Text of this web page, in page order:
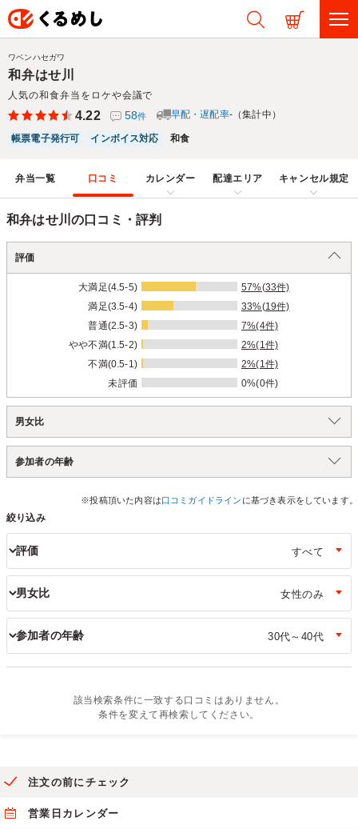
和弁はせ川
人気の和食弁当をロケや会議で
ワベンハセガワ
4.22 58件 早配・遅配率-（集計中）
帳票電子発行可 インボイス対応 和食
弁当一覧 口コミ カレンダー 配達エリア キャンセル規定
和弁はせ川の口コミ・評判
評価
大満足(4.5-5)
57%(33件)
満足(3.5-4)
33%(19件)
普通(2.5-3)
7%(4件)
やや不満(1.5-2)
2%(1件)
不満(0.5-1)
2%(1件)
未評価
0%(0件)
男女比
参加者の年齢
※投稿頂いた内容は口コミガイドライン に基づき表示をしています。
絞り込み
評価
男女比
参加者の年齢
該当検索条件に一致する口コミはありません。
条件を変えて再検索してください。
注文の前にチェック
営業日カレンダー